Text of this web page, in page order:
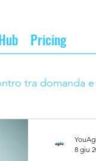
Pricing
tra domanda
8 giu